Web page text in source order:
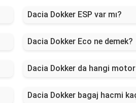
Dacia Dokker ESP var mı?
Dacia Dokker Eco ne demek?
Dacia Dokker da hangi
Dacia Dokker bagaj hacmi